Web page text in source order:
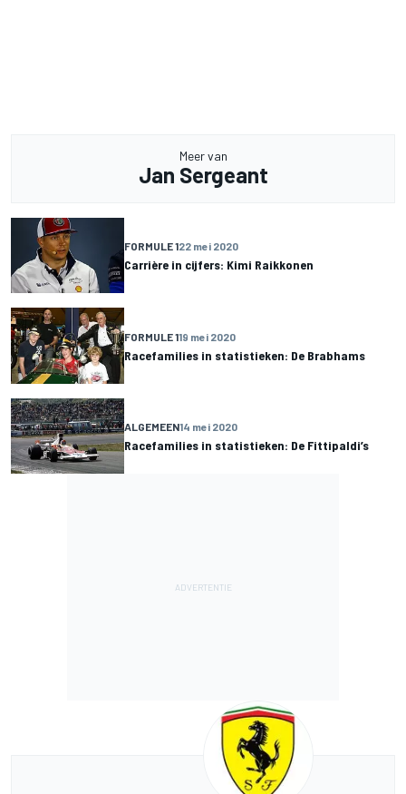
Meer van
Jan Sergeant
FORMULE 122 mei 2020
Carrière in cijfers: Kimi Raikkonen
FORMULE 119 mei 2020
Racefamilies in statistieken: De Brabhams
ALGEMEEN14 mei 2020
Racefamilies in statistieken: De Fittipaldi’s